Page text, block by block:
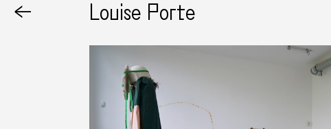
← Louise Porte